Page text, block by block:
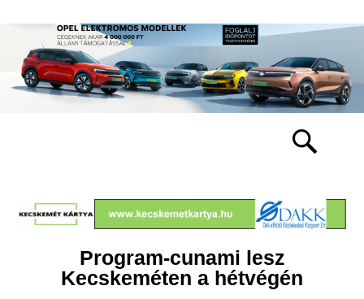
Program-cunami lesz
Kecskeméten a hétvégén